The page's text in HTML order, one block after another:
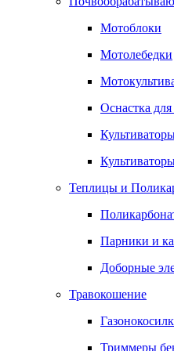
Мотоблоки
Мотолебедки
Оснастка
Теплицы и
Парники и
Доборные
Травокошение
Триммеры